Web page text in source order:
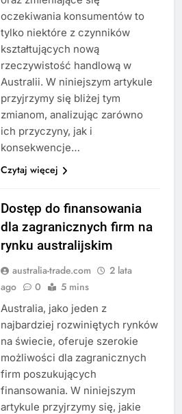
oczekiwania konsumentów to
tylko niektóre z czynników
kształtujących nową
rzeczywistość handlową w
Australii. W niniejszym artykule
przyjrzymy się bliżej tym
zmianom, analizując zarówno
ich przyczyny, jak i
konsekwencje…
Czytaj więcej
Dostęp do finansowania
dla zagranicznych firm na
rynku australijskim
australia-trade.com
2 lata
ago
0 5 mins
Australia, jako jeden z
najbardziej rozwiniętych rynków
na świecie, oferuje szerokie
możliwości dla zagranicznych
firm poszukujących
finansowania. W niniejszym
artykule przyjrzymy się, jakie